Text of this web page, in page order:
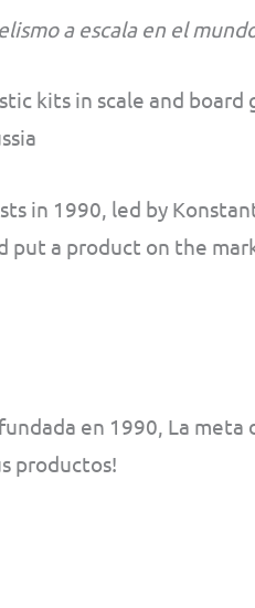
a escala en el
kits in scale and board
in 1990, led by
put a product on the
en 1990, La meta
productos!